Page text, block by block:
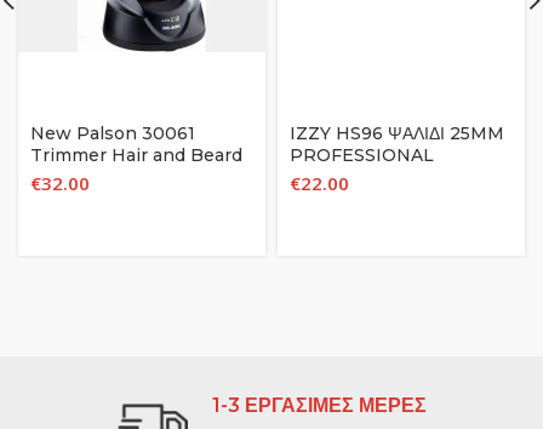
New Palson 30061
Trimmer Hair and Beard
Echo
€32.00
IZZY HS96 ΨΑΛΙΔΙ 25MM
PROFESSIONAL
CERAMIC
€22.00
1-3 ΕΡΓΑΣΙΜΕΣ ΜΕΡΕΣ